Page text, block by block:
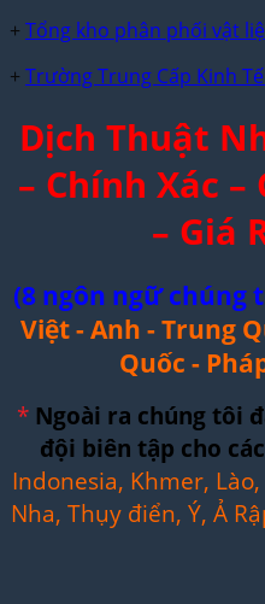
+ Tổng kho phân phối vật
+ Trường Trung Cấp Kinh
Dịch Thuật
– Chính Xác
– Giá
(8 ngôn ngữ chúng
Việt - Anh - Trung
Quốc -
* Ngoài ra chúng tôi
đội biên tập cho
Indonesia, Khmer,
Nha, Thụy điển, Ý, Ả